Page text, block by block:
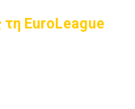
EuroLeague